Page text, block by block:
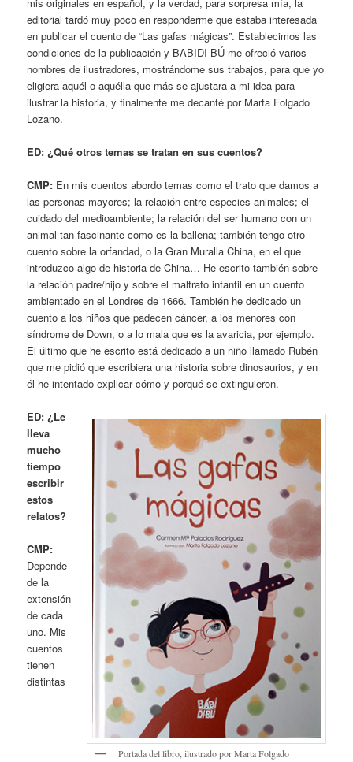
editorial tardó muy poco en responderme que estaba interesada
en publicar el cuento de “Las gafas mágicas”. Establecimos las
condiciones de la publicación y BABIDI-BÚ me ofreció varios
nombres de ilustradores, mostrándome sus trabajos, para que yo
eligiera aquél o aquélla que más se ajustara a mi idea para
ilustrar la historia, y finalmente me decanté por Marta Folgado
Lozano.
ED: ¿Qué otros temas se tratan en sus cuentos?
CMP: En mis cuentos abordo temas como el trato que damos a
las personas mayores; la relación entre especies animales; el
cuidado del medioambiente; la relación del ser humano con un
animal tan fascinante como es la ballena; también tengo otro
cuento sobre la orfandad, o la Gran Muralla China, en el que
introduzco algo de historia de China… He escrito también sobre
la relación padre/hijo y sobre el maltrato infantil en un cuento
ambientado en el Londres de 1666. También he dedicado un
cuento a los niños que padecen cáncer, a los menores con
síndrome de Down, o a lo mala que es la avaricia, por ejemplo.
El último que he escrito está dedicado a un niño llamado Rubén
que me pidió que escribiera una historia sobre dinosaurios, y en
él he intentado explicar cómo y porqué se extinguieron.
Portada del libro, ilustrado por Marta Folgado
ED: ¿Le
lleva
mucho
tiempo
escribir
estos
relatos?
CMP:
Depende
de la
extensión
de cada
uno. Mis
cuentos
tienen
distintas